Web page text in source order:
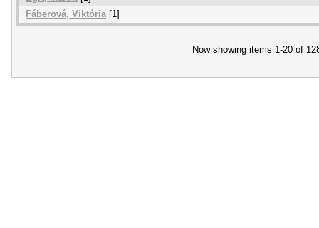
Fáberová, Viktória[1]
Now showing items 1-20 of